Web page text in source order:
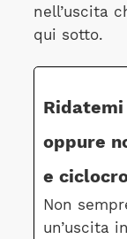
nell’uscita
qui sotto.
oppure
e
Non
un’uscita